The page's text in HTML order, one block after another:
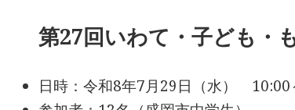
第27回いわて・子ども・
日時：令和8年7月29日（水） 10:00